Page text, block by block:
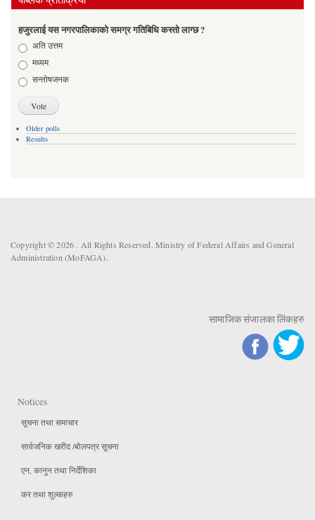
हजुरलाई यस नगरपालिकाको समग्र गतिबिधि कस्तो लाग्छ ?
Choicesअति उत्तम
मध्यम
सन्तोषजनक
Older polls
Results
Copyright © 2026 . All Rights Reserved. Ministry of Federal Affairs and General
Administration (MoFAGA).
सामाजिक संजालका लिंकहरु
Notices
सूचना तथा समाचार
सार्वजनिक खरीद /बोलपत्र सूचना
एन, कानुन तथा निर्देशिका
कर तथा शुल्कहरु